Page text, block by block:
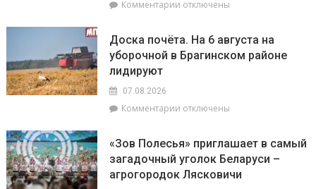
Комментарии к
депутатского
корпуса
председателем
депутатов
Инной
Михаленко
отключены
Доска почёта. На 6 августа на
уборочной в Брагинском районе
лидируют
07.08.2026
Комментарии к
почёта.
На
6
отключены
«Зов Полесья» приглашает в самый
загадочный уголок Беларуси –
агрогородок Лясковичи